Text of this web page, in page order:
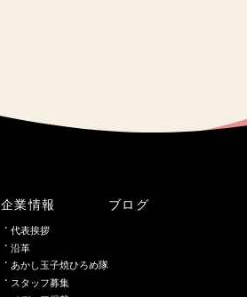
企業情報
代表挨拶
沿革
あかし玉子焼ひろめ隊
スタッフ募集
ブログ